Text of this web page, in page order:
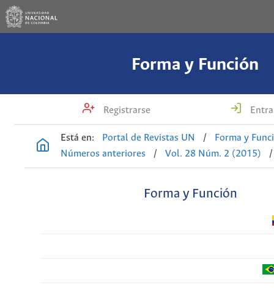
Forma y Función
Registrarse
Está en: Portal de Revistas UN /
Forma y
Números anteriores
/ Vol. 28 Núm. 2 (2015) /
Forma y Función